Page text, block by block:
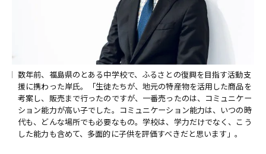
数年前、福島県のとある中学校で、ふるさとの復興を目指す活動支
援に携わった岸氏。「生徒たちが、地元の特産物を活用した商品を
考案し、販売まで行ったのですが、一番売ったのは、コミュニケー
ション能力が高い子でした。コミュニケーション能力は、いつの時
代も、どんな場所でも必要なもの。学校は、学力だけでなく、こう
した能力も含めて、多面的に子供を評価すべきだと思います」。